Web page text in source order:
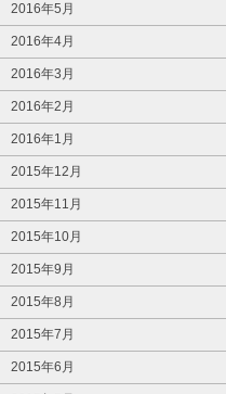
2016年5月
2016年4月
2016年3月
2016年2月
2016年1月
2015年12月
2015年11月
2015年10月
2015年9月
2015年8月
2015年7月
2015年6月